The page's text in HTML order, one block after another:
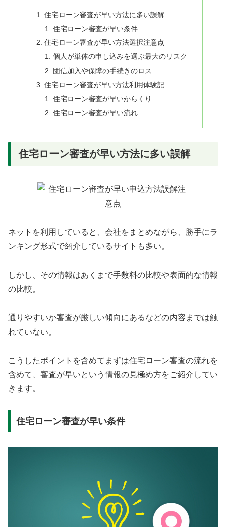
住宅ローン審査が早い方法に多い誤解
住宅ローン審査が早い条件
住宅ローン審査が早い方法選択注意点
個人が単体の申し込みを選ぶ最大のリスク
団信加入や保障の手続きのロス
住宅ローン審査が早い方法利用体験記
住宅ローン審査が早いからくり
住宅ローン審査が早い流れ
住宅ローン審査が早い方法に多い誤解
ネットを利用していると、会社をまとめながら、勝手にラ
ンキング形式で紹介しているサイトも多い。
しかし、その情報はあくまで手数料の比較や表面的な情報
の比較。
通りやすいか審査が厳しい傾向にあるなどの内容までは触
れていない。
こうしたポイントを含めてまずは住宅ローン審査の流れを
含めて、審査が早いという情報の見極め方をご紹介してい
きます。
住宅ローン審査が早い条件